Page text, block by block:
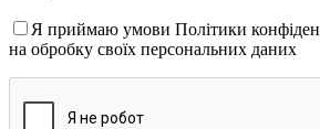
Я приймаю умови Політики
на обробку своїх персональних даних